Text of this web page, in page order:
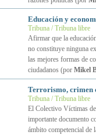
Educación y
Tribuna / Tribuna libre
Afirmar que la
no constituye ninguna
las mejores formas de
ciudadanos (por Mikel
Terrorismo, crimen
Tribuna / Tribuna libre
El Colectivo Víctimas
importante documento
ámbito competencial de